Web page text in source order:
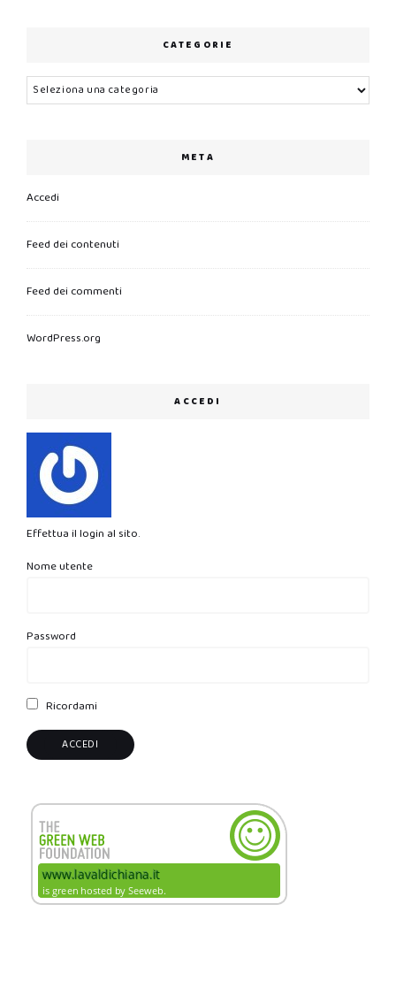
CATEGORIE
Categorie
META
Accedi
Feed dei contenuti
Feed dei commenti
WordPress.org
ACCEDI
Effettua il login al sito.
Nome utente
Password
Ricordami